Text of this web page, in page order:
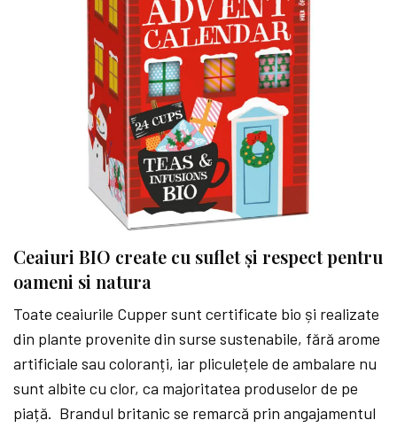
Ceaiuri BIO create cu suflet și respect pentru
oameni si natura
Toate ceaiurile Cupper sunt certificate bio și realizate
din plante provenite din surse sustenabile, fără arome
artificiale sau coloranți, iar pliculețele de ambalare nu
sunt albite cu clor, ca majoritatea produselor de pe
piață. Brandul britanic se remarcă prin angajamentul